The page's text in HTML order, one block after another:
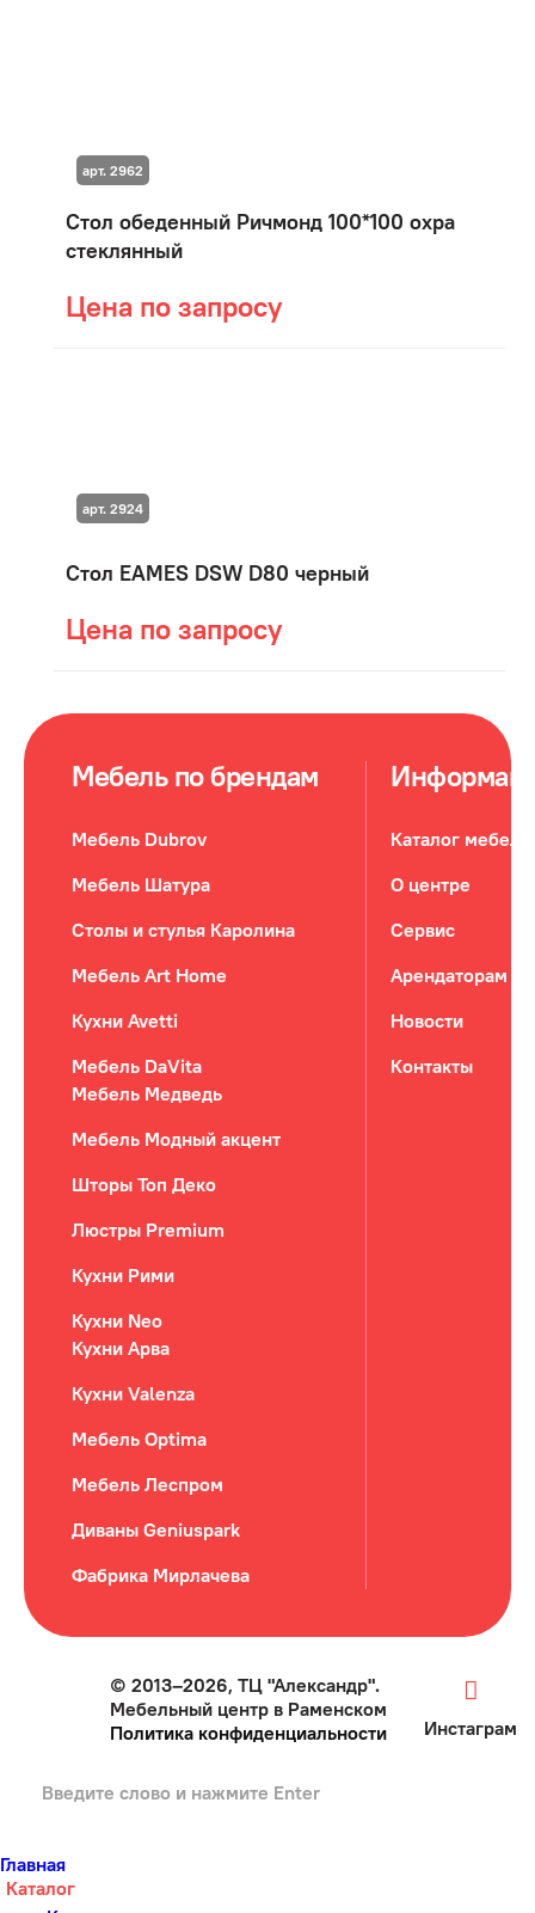
Стол обеденный Ричмонд 100*100 охра
стеклянный
Цена по запросу
арт. 2962
Стол EAMES DSW D80 черный
Цена по запросу
арт. 2924
Мебель по брендам
Мебель Dubrov
Мебель Шатура
Столы и стулья Каролина
Мебель Art Home
Кухни Avetti
Мебель DaVita
Мебель Медведь
Мебель Модный акцент
Шторы Топ Деко
Люстры Premium
Кухни Рими
Кухни Neo
Кухни Арва
Кухни Valenza
Мебель Optima
Мебель Леспром
Диваны Geniuspark
Фабрика Мирлачева
Каталог мебели
О центре
Сервис
Арендаторам
Новости
Контакты
© 2013–2026, ТЦ "Александр".
Мебельный центр в Раменском
Политика конфиденциальности
Инстаграм
Главная
Каталог